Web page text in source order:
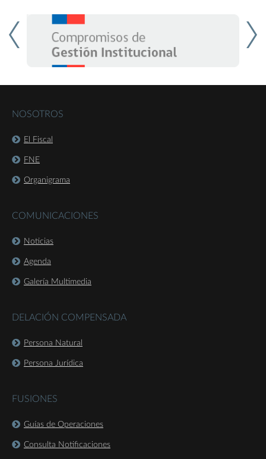
NOSOTROS
El Fiscal
FNE
Organigrama
COMUNICACIONES
Noticias
Agenda
Galería Multimedia
DELACIÓN COMPENSADA
Persona Natural
Persona Jurídica
FUSIONES
Guías de Operaciones
Consulta Notificaciones